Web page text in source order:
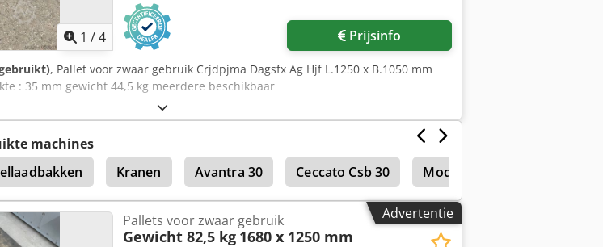
1 /4 Prijsinfo
, Pallet voor zwaar gebruik Crjdpjma Dagsfx Ag Hjf L.1250 x B.1050 mm
: 35 mm gewicht 44,5 kg meerdere beschikbaar
machines
Kranen Avantra 30 Ceccato Csb 30 Modig Ubm 30
Advertentie
Pallets voor zwaar gebruik
Gewicht 82,5 kg 1680 x 1250 mm